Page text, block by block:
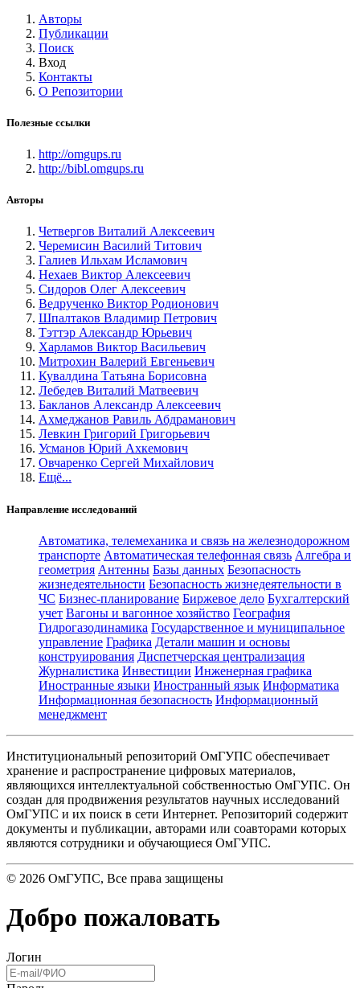
Авторы
Публикации
Поиск
Вход
Контакты
О Репозитории
Полезные ссылки
http://omgups.ru
http://bibl.omgups.ru
Авторы
Четвергов Виталий Алексеевич
Черемисин Василий Титович
Галиев Ильхам Исламович
Нехаев Виктор Алексеевич
Сидоров Олег Алексеевич
Ведрученко Виктор Родионович
Шпалтаков Владимир Петрович
Тэттэр Александр Юрьевич
Харламов Виктор Васильевич
Митрохин Валерий Евгеньевич
Кувалдина Татьяна Борисовна
Лебедев Виталий Матвеевич
Бакланов Александр Алексеевич
Ахмеджанов Равиль Абдраманович
Левкин Григорий Григорьевич
Усманов Юрий Ахкемович
Овчаренко Сергей Михайлович
Ещё...
Направление исследований
Автоматика, телемеханика и связь на железнодорожном
транспорте Автоматическая телефонная связь Алгебра и
геометрия Антенны Базы данных Безопасность
жизнедеятельности Безопасность жизнедеятельности в
ЧС Бизнес-планирование Биржевое дело Бухгалтерский
учет Вагоны и вагонное хозяйство География
Гидрогазодинамика Государственное и муниципальное
управление Графика Детали машин и основы
конструирования Диспетчерская централизация
Журналистика Инвестиции Инженерная графика
Иностранные языки Иностранный язык Информатика
Информационная безопасность Информационный
менеджмент
Институциональный репозиторий ОмГУПС обеспечивает
хранение и распространение цифровых материалов,
являющихся интеллектуальной собственностью ОмГУПС. Он
создан для продвижения результатов научных исследований
ОмГУПС и их поиск в сети Интернет. Репозиторий содержит
документы и публикации, авторами или соавторами которых
являются сотрудники и обучающиеся ОмГУПС.
© 2026 ОмГУПС, Все права защищены
Добро пожаловать
Логин